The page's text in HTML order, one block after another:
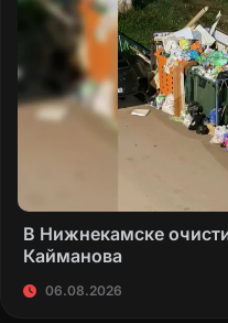
В Нижнекамске
Кайманова
06.08.2026